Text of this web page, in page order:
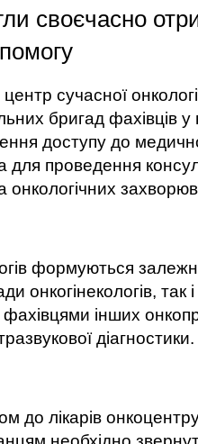
своєчасно
сучасної
бригад фахівців у
доступу до
проведення
формуються
онкогінекологів, так
фахівцями інших
діагностики.
до лікарів